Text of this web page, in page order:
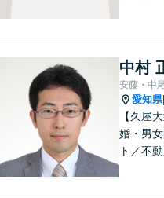
まずは
い！【
中村
安藤・中
愛知県|
【久屋
婚・男
ト／不